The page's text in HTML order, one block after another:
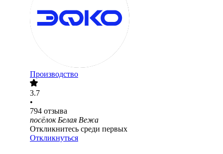
Производство
3.7
•
794 отзыва
посёлок Белая Вежа
Откликнитесь среди первых
Откликнуться